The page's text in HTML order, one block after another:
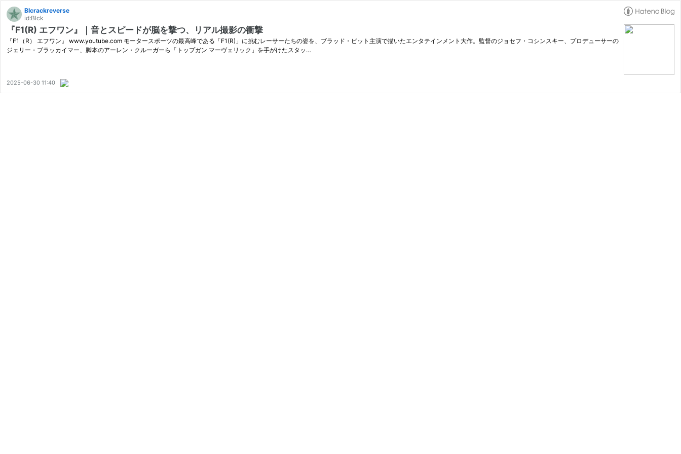
Blcrackreverse
id:Blck
『F1(R) エフワン』｜音とスピードが脳を撃つ、リアル撮影の衝撃
『F1（R） エフワン』 www.youtube.com モータースポーツの最高峰である「F1(R)」に挑むレーサーたちの姿を、ブラッド・ピット主演で描いたエンタテインメント大作。監督のジョセフ・コシンスキー、プロデューサーの
ジェリー・ブラッカイマー、脚本のアーレン・クルーガーら「トップガン マーヴェリック」を手がけたスタッ…
2025-06-30 11:40